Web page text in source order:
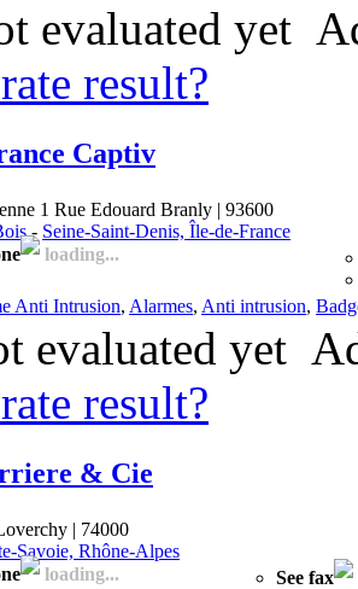
evaluated yet
result?
Captiv
1 Rue Edouard Branly | 93600
- Seine-Saint-Denis, Île-de-France
loading...
Anti Intrusion, Alarmes, Anti intrusion,
evaluated yet
result?
& Cie
| 74000
Savoie, Rhône-Alpes
loading... See fax